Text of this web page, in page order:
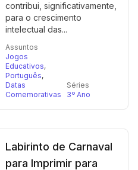
contribui, significativamente,
para o crescimento
intelectual das...
Assuntos
Jogos
Educativos,
Português,
Datas
Comemorativas
Séries
3º Ano
Labirinto de Carnaval
para Imprimir para